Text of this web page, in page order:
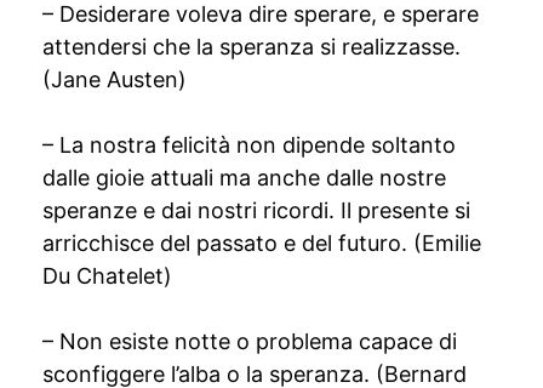
– Desiderare voleva dire sperare, e sperare
attendersi che la speranza si realizzasse.
(Jane Austen)
– La nostra felicità non dipende soltanto
dalle gioie attuali ma anche dalle nostre
speranze e dai nostri ricordi. Il presente si
arricchisce del passato e del futuro. (Emilie
Du Chatelet)
– Non esiste notte o problema capace di
sconfiggere l’alba o la speranza. (Bernard